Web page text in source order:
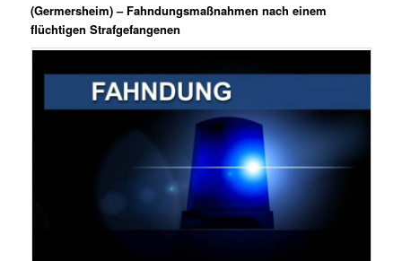
(Germersheim) – Fahndungsmaßnahmen nach einem
flüchtigen Strafgefangenen